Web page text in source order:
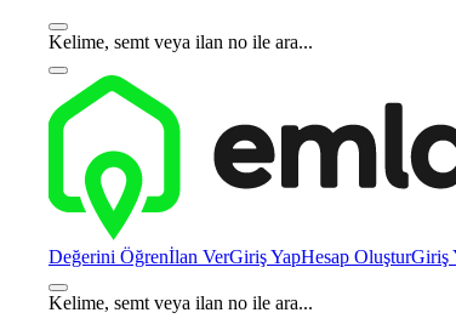
Kelime, semt veya ilan no ile ara...
Değerini Öğrenİlan VerGiriş YapHesap OluşturGiriş
Kelime, semt veya ilan no ile ara...